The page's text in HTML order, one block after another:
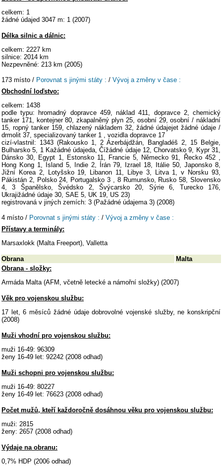
celkem: 1
žádné údajed 3047 m: 1 (2007)
Délka silnic a dálnic:
celkem: 2227 km
silnice: 2014 km
Nezpevněné: 213 km (2005)
173 místo / Porovnat s jinými státy : / Vývoj a změny v čase :
Obchodní loďstvo:
celkem: 1438
podle typu: hromadný dopravce 459, náklad 411, dopravce 2, chemický
tanker 171, kontejner 80, zkapalněný plyn 25, osobní 29, osobní / nákladní
15, ropný tanker 159, chlazený nákladem 32, žádné údajejet žádné údaje /
drmolit 37, specializovaný tanker 1 , vozidla dopravce 17
cizí-vlastnil: 1343 (Rakousko 1, 2 Ázerbájdžán, Bangladéš 2, 15 Belgie,
Bulharsko 5, 1 Kažádné údajeda, Čížádné údaje 12, Chorvatsko 9, Kypr 31,
Dánsko 30, Egypt 1, Estonsko 11, Francie 5, Německo 91, Řecko 452 ,
Hong Kong 1, Island 5, Indie 2, Írán 79, Izrael 18, Itálie 50, Japonsko 8,
Jižní Korea 2, Lotyšsko 19, Libanon 11, Libye 3, Litva 1, v Norsku 93,
Pákistán 2, Polsko 24, Portugalsko 3 , 8 Rumunsko, Rusko 58, Slovensko
4, 3 Španělsko, Švédsko 2, Švýcarsko 20, Sýrie 6, Turecko 176,
Ukrajižádné údaje 30, SAE 5, UK 19, US 23)
registrovaná v jiných zemích: 3 (Pažádné údajema 3) (2008)
4 místo / Porovnat s jinými státy : / Vývoj a změny v čase :
Přístavy a terminály:
Marsaxlokk (Malta Freeport), Valletta
Obrana
Malta
Obrana - složky:
Armáda Malta (AFM, včetně letecké a námořní složky) (2007)
Věk pro vojenskou službu:
17 let, 6 měsíců žádné údaje dobrovolné vojenské služby, ne konskripční
(2008)
Muži vhodní pro vojenskou službu:
muži 16-49: 96309
ženy 16-49 let: 92242 (2008 odhad)
Muži schopni pro vojenskou službu:
muži 16-49: 80227
ženy 16-49 let: 76623 (2008 odhad)
Počet mužů, kteří každoročně dosáhnou věku pro vojenskou službu:
muži: 2815
ženy: 2657 (2008 odhad)
Výdaje na obranu:
0,7% HDP (2006 odhad)